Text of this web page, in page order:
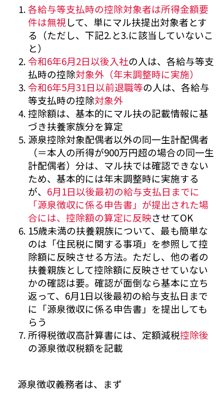
各給与等支払時の控除対象者は所得金額要
件は無視して、単にマル扶提出対象者とす
る（ただし、下記2.と3.に該当していないこ
と）
令和6年6月2日以後入社の人は、各給与等支
払時の控除対象外（年末調整時に実施）
令和6年5月31日以前退職等の人は、各給与
等支払時の控除対象外
控除額は、基本的にマル扶の記載情報に基
づき扶養家族分を算定
源泉控除対象配偶者以外の同一生計配偶者
（＝本人の所得が900万円超の場合の同一生
計配偶者）分は、マル扶では確認できない
ため、基本的には年末調整時に実施する
が、 6月1日以後最初の給与支払日までに
「源泉徴収に係る申告書」が提出された場
合には、控除額の算定に反映させてOK
15歳未満の扶養親族について、最も簡単な
のは「住民税に関する事項」を参照して控
除額に反映させる方法。ただし、他の者の
扶養親族として控除額に反映させていない
かの確認は要。確認が面倒なら基本に立ち
返って、6月1日以後最初の給与支払日まで
に「源泉徴収に係る申告書」を提出しても
らう
所得税徴収高計算書には、定額減税控除後
の源泉徴収税額を記載
源泉徴収義務者は、まず